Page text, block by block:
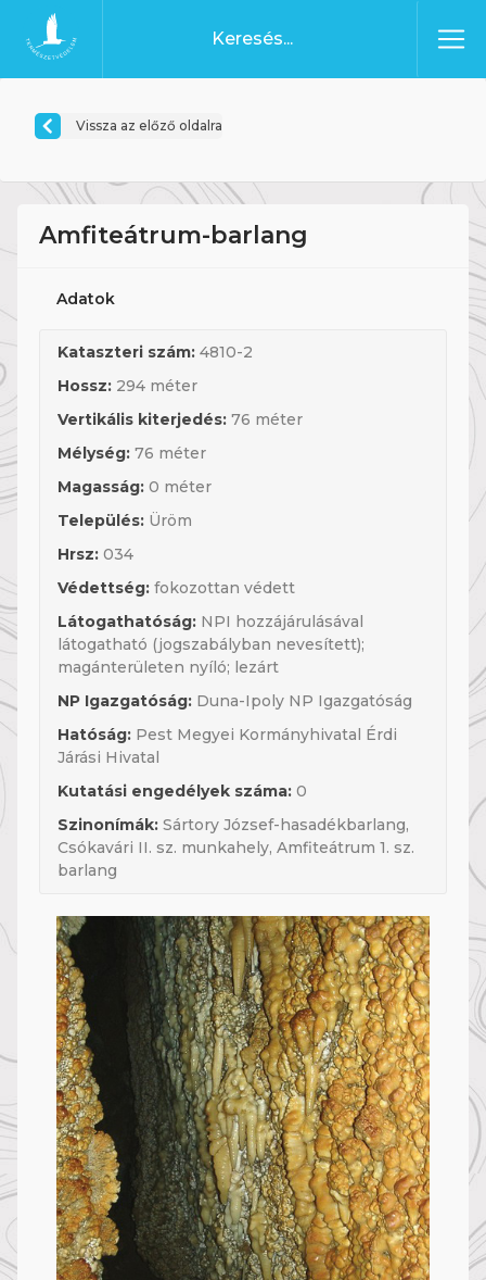
Ugrás a tartalomhoz
Főoldal
Vissza az előző oldalra
Amfiteátrum-barlang
Adatok
Kataszteri szám: 4810-2
Hossz: 294 méter
Vertikális kiterjedés: 76 méter
Mélység: 76 méter
Magasság: 0 méter
Település: Üröm
Hrsz: 034
Védettség: fokozottan védett
Látogathatóság: NPI hozzájárulásával
látogatható (jogszabályban nevesített);
magánterületen nyíló; lezárt
NP Igazgatóság: Duna-Ipoly NP Igazgatóság
Hatóság: Pest Megyei Kormányhivatal Érdi
Járási Hivatal
Kutatási engedélyek száma: 0
Szinonímák: Sártory József-hasadékbarlang,
Csókavári II. sz. munkahely, Amfiteátrum 1. sz.
barlang